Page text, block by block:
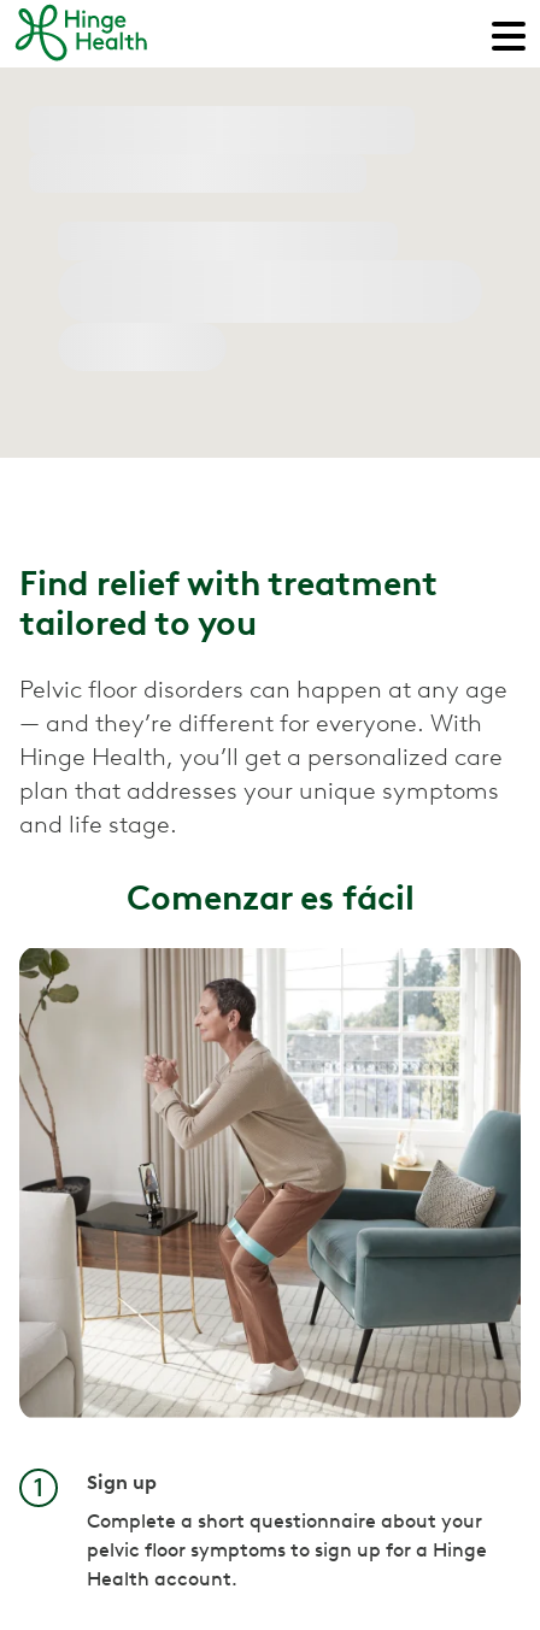
Find relief with treatment
tailored to you
Pelvic floor disorders can happen at any age
— and they’re different for everyone. With
Hinge Health, you’ll get a personalized care
plan that addresses your unique symptoms
and life stage.
Comenzar es fácil
Sign up
Complete a short questionnaire about your
pelvic floor symptoms to sign up for a Hinge
Health account.